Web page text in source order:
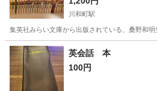
川和町駅
集英社みらい文庫から出版されている、桑野和
神奈川 横浜市 川和町駅
絶叫学級
英会話 本
100円